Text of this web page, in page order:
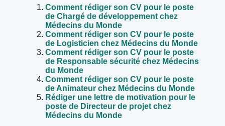
Comment rédiger son CV pour le poste
de Chargé de développement chez
Médecins du Monde
Comment rédiger son CV pour le poste
de Logisticien chez Médecins du Monde
Comment rédiger son CV pour le poste
de Responsable sécurité chez Médecins
du Monde
Comment rédiger son CV pour le poste
de Animateur chez Médecins du Monde
Rédiger une lettre de motivation pour le
poste de Directeur de projet chez
Médecins du Monde